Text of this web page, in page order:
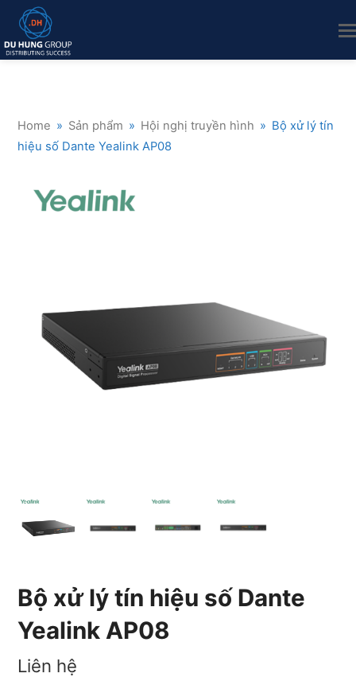
Home » Sản phẩm » Hội nghị truyền hình » Bộ xử lý tín
hiệu số Dante Yealink AP08
Bộ xử lý tín hiệu số Dante
Yealink AP08
Liên hệ